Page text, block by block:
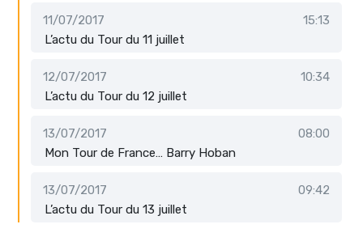
11/07/2017
15:13
L’actu du Tour du 11 juillet
12/07/2017
10:34
L’actu du Tour du 12 juillet
13/07/2017
08:00
Mon Tour de France… Barry Hoban
13/07/2017
09:42
L’actu du Tour du 13 juillet